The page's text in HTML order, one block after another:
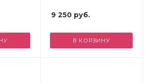
9 250руб.
В КОРЗИНУ